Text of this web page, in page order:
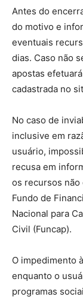
Antes do
do motivo e
eventuais
dias. Caso não
apostas
cadastrada no
No caso de
inclusive em
usuário,
recusa em
os recursos
Fundo de
Nacional para
Civil (Funcap).
O impedimento
enquanto o
programas